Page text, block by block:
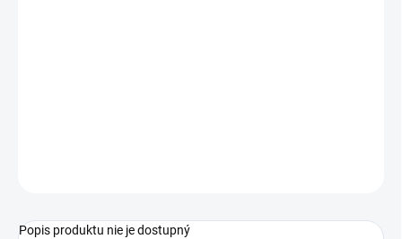
Popis produktu nie je dostupný